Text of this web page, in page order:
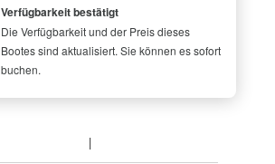
Verfügbarkeit bestätigt
Die Verfügbarkeit und der Preis dieses
Bootes sind aktualisiert. Sie können es sofort
buchen.